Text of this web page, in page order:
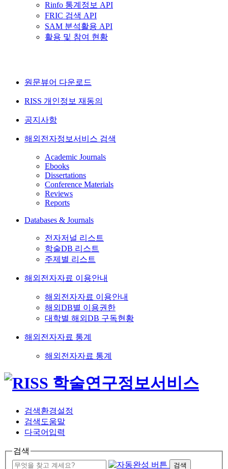
Rinfo 통계정보 API
FRIC 검색 API
SAM 분석활용 API
활용 및 참여 현황
원문뷰어 다운로드
RISS 개인정보 재동의
공지사항
해외전자정보서비스 검색
Academic Journals
Ebooks
Dissertations
Conference Materials
Reviews
Reports
Databases & Journals
전자저널 리스트
학술DB 리스트
주제별 리스트
해외전자자료 이용안내
해외전자자료 이용안내
해외DB별 이용권한
대학별 해외DB 구독현황
해외전자자료 통계
해외전자자료 통계
검색환경설정
검색도움말
다국어입력
검색
검색